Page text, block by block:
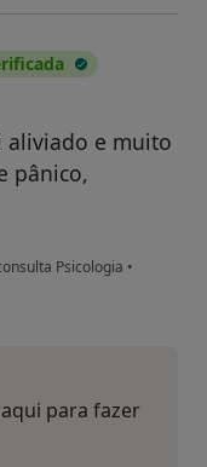
aliviado e muito
pânico,
Psicologia •
para fazer